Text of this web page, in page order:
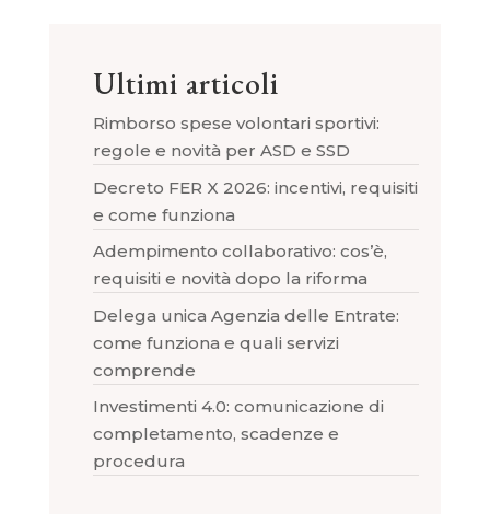
Ultimi articoli
Rimborso spese volontari sportivi:
regole e novità per ASD e SSD
Decreto FER X 2026: incentivi, requisiti
e come funziona
Adempimento collaborativo: cos’è,
requisiti e novità dopo la riforma
Delega unica Agenzia delle Entrate:
come funziona e quali servizi
comprende
Investimenti 4.0: comunicazione di
completamento, scadenze e
procedura